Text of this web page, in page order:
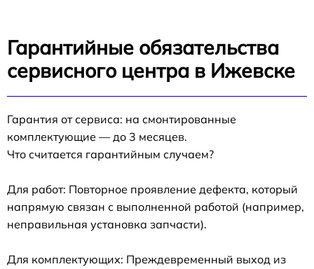
Гарантийные обязательства
сервисного центра в Ижевске
Гарантия от сервиса: на смонтированные
комплектующие — до 3 месяцев.
Что считается гарантийным случаем?
Для работ: Повторное проявление дефекта, который
напрямую связан с выполненной работой (например,
неправильная установка запчасти).
Для комплектующих: Преждевременный выход из